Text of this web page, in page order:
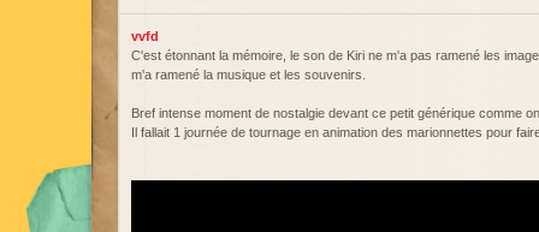
vvfd
C'est étonnant la mémoire, le son de Kiri ne m'a pas ramené les
m'a ramené la musique et les souvenirs.
Bref intense moment de nostalgie devant ce petit générique comme
Il fallait 1 journée de tournage en animation des marionnettes pour